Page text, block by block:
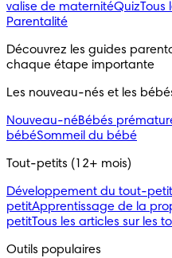
valise de maternitéQuizTous
Parentalité
Découvrez les guides
chaque étape importante
Les nouveau-nés et les
Nouveau-néBébés
bébéSommeil du bébé
Tout-petits (12+ mois)
Développement du tout-petit
petitApprentissage de la
petitTous les articles sur les
Outils populaires